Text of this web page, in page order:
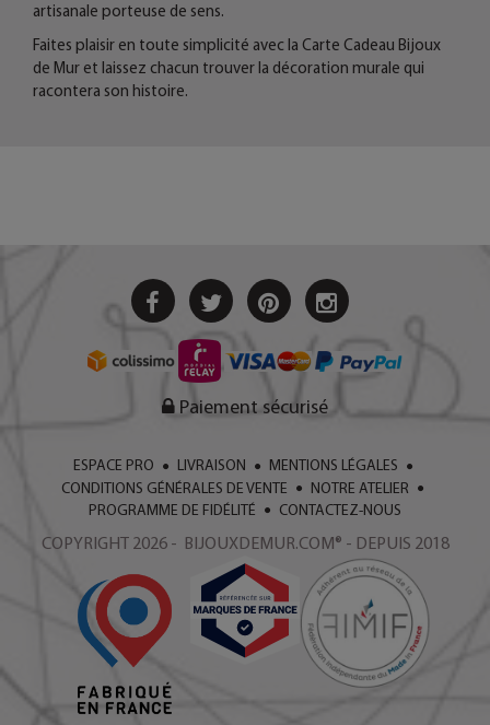
artisanale porteuse de sens.
Faites plaisir en toute simplicité avec la Carte Cadeau Bijoux
de Mur et laissez chacun trouver la décoration murale qui
racontera son histoire.
Paiement sécurisé
ESPACE PRO LIVRAISON
MENTIONS LÉGALES
CONDITIONS GÉNÉRALES DE VENTE
NOTRE ATELIER
PROGRAMME DE FIDÉLITÉ
CONTACTEZ-NOUS
COPYRIGHT 2026 - BIJOUXDEMUR.COM® - DEPUIS 2018